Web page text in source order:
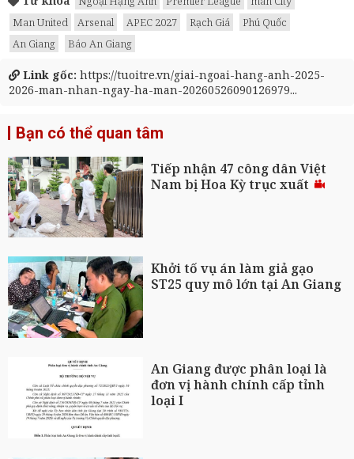
Man United
Arsenal APEC 2027 Rạch Giá
Phú Quốc
An Giang
Báo An Giang
Link gốc: https://tuoitre.vn/giai-ngoai-hang-anh-2025-
2026-man-nhan-ngay-ha-man-20260526090126979...
Bạn có thể quan tâm
Tiếp nhận 47 công dân Việt
Nam bị Hoa Kỳ trục xuất
Khởi tố vụ án làm giả gạo
ST25 quy mô lớn tại An Giang
An Giang được phân loại là
đơn vị hành chính cấp tỉnh
loại I